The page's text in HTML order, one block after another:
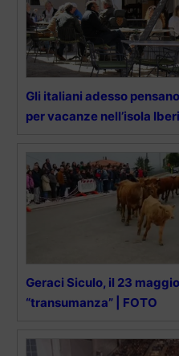
Gli italiani adesso
per vacanze nell’isola
Geraci Siculo, il 23
“transumanza” | FOTO